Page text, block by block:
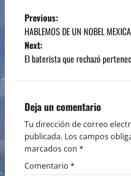
P
o
s
n
a
v
i
Previous:
HABLEMOS DE UN NOBEL
Next:
El baterista que rechazó
Deja un comentario
Tu dirección de correo
publicada. Los campos
marcados con *
Comentario *